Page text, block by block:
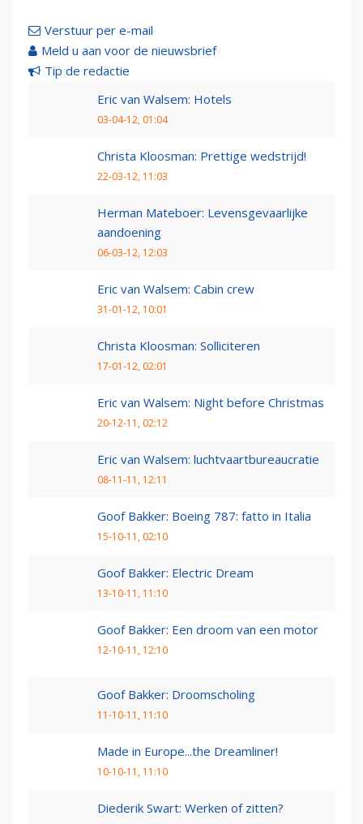
Verstuur per e-mail
Meld u aan voor de nieuwsbrief
Tip de redactie
Eric van Walsem: Hotels
03-04-12, 01:04
Christa Kloosman: Prettige wedstrijd!
22-03-12, 11:03
Herman Mateboer: Levensgevaarlijke
aandoening
06-03-12, 12:03
Eric van Walsem: Cabin crew
31-01-12, 10:01
Christa Kloosman: Solliciteren
17-01-12, 02:01
Eric van Walsem: Night before Christmas
20-12-11, 02:12
Eric van Walsem: luchtvaartbureaucratie
08-11-11, 12:11
Goof Bakker: Boeing 787: fatto in Italia
15-10-11, 02:10
Goof Bakker: Electric Dream
13-10-11, 11:10
Goof Bakker: Een droom van een motor
12-10-11, 12:10
Goof Bakker: Droomscholing
11-10-11, 11:10
Made in Europe...the Dreamliner!
10-10-11, 11:10
Diederik Swart: Werken of zitten?